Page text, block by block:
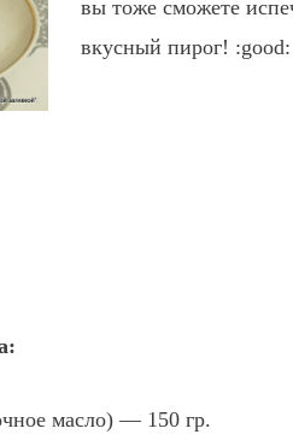
вы тоже сможете
вкусный пирог! :good:
масло) — 150 гр.